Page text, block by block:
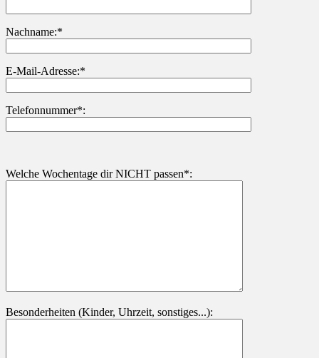
Nachname:*
Bitte lasse dieses Feld leer.
E-Mail-Adresse:*
Telefonnummer*:
Welche Wochentage dir NICHT passen*:
Besonderheiten (Kinder, Uhrzeit, sonstiges...):